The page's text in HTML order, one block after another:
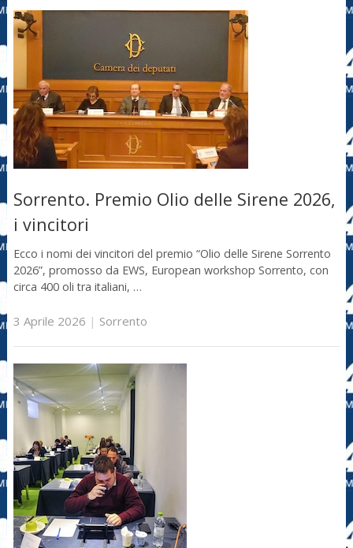
Sorrento. Premio Olio delle Sirene 2026,
i vincitori
Ecco i nomi dei vincitori del premio “Olio delle Sirene Sorrento
2026”, promosso da EWS, European workshop Sorrento, con
circa 400 oli tra italiani, …
3 Aprile 2026 | Sorrento